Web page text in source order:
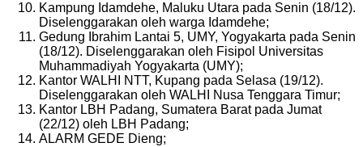
Kampung Idamdehe, Maluku Utara pada Senin (18/12).
Diselenggarakan oleh warga Idamdehe;
Gedung Ibrahim Lantai 5, UMY, Yogyakarta pada Senin
(18/12). Diselenggarakan oleh Fisipol Universitas
Muhammadiyah Yogyakarta (UMY);
Kantor WALHI NTT, Kupang pada Selasa (19/12).
Diselenggarakan oleh WALHI Nusa Tenggara Timur;
Kantor LBH Padang, Sumatera Barat pada Jumat
(22/12) oleh LBH Padang;
ALARM GEDE Dieng;